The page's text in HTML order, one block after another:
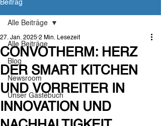
Beitrag
Alle Beiträge
Blog
Newsroom
Unser Gästebuch
Alle Beiträge
CONVOTHERM: HERZ
DER SMART KITCHEN
UND VORREITER IN
INNOVATION UND
27. Jan. 2025 2 Min. Lesezeit